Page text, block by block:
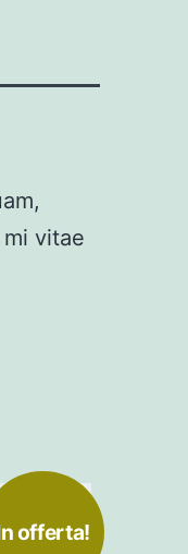
vitae
offerta!